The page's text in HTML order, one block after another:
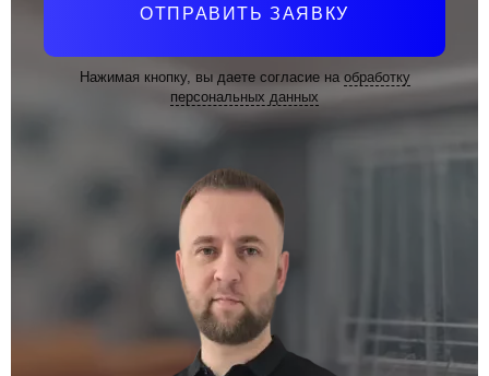
ОТПРАВИТЬ ЗАЯВКУ
Нажимая кнопку, вы даете согласие на обработку
персональных данных